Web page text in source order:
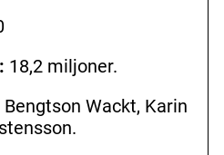
18,2 miljoner.
Bengtson Wackt, Karin